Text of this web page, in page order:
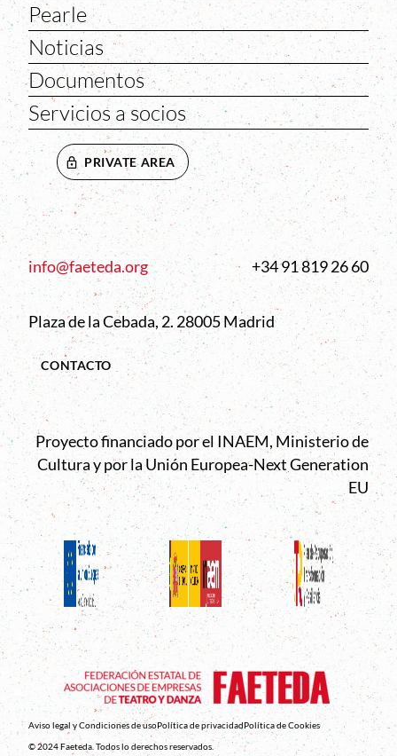
Pearle
Noticias
Documentos
Servicios a socios
PRIVATE AREA
info@faeteda.org +34 91 819 26 60
Plaza de la Cebada, 2. 28005 Madrid
CONTACTO
Proyecto financiado por el INAEM, Ministerio de
Cultura y por la Unión Europea-Next Generation
EU
Aviso legal y Condiciones de usoPolítica de privacidadPolítica de Cookies
© 2024 Faeteda. Todos lo derechos reservados.